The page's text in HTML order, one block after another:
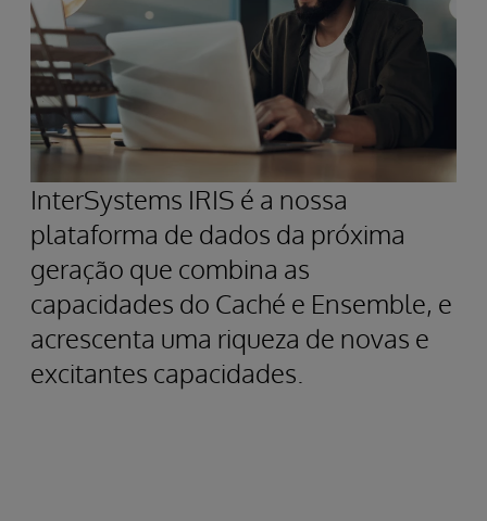
InterSystems IRIS é a nossa
plataforma de dados da próxima
geração que combina as
capacidades do Caché e Ensemble, e
acrescenta uma riqueza de novas e
excitantes capacidades.